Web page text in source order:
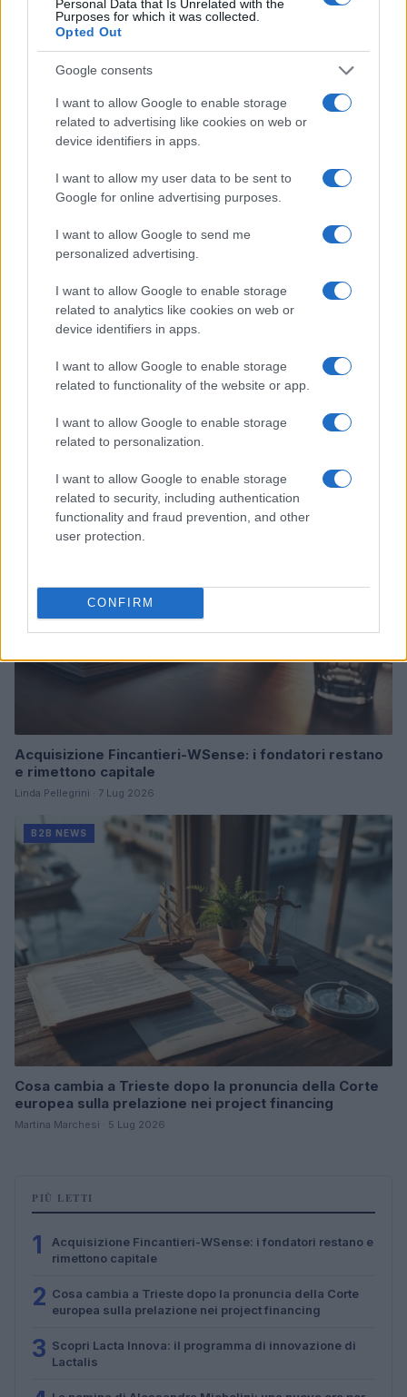
Personal Data that Is Unrelated with the
Purposes for which it was collected.
Opted Out
Google consents
I want to allow Google to enable storage
related to advertising like cookies on web or
device identifiers in apps.
I want to allow my user data to be sent to
Google for online advertising purposes.
I want to allow Google to send me
personalized advertising.
I want to allow Google to enable storage
related to analytics like cookies on web or
device identifiers in apps.
I want to allow Google to enable storage
related to functionality of the website or app.
I want to allow Google to enable storage
related to personalization.
I want to allow Google to enable storage
related to security, including authentication
functionality and fraud prevention, and other
user protection.
CONFIRM
Continua a leggere
Ripensare le tecnologie umanitarie oltre i criteri dei
donatori
B2B NEWS
Acquisizione Fincantieri-WSense: i fondatori restano
e rimettono capitale
Linda Pellegrini · 7 Lug 2026
B2B NEWS
Cosa cambia a Trieste dopo la pronuncia della Corte
europea sulla prelazione nei project financing
Martina Marchesi · 5 Lug 2026
PIÙ LETTI
1
Acquisizione Fincantieri-WSense: i fondatori restano e
rimettono capitale
2 Cosa cambia a Trieste dopo la pronuncia della Corte
europea sulla prelazione nei project financing
3 Scopri Lacta Innova: il programma di innovazione di
Lactalis